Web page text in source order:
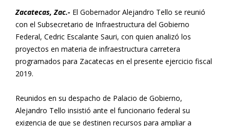
Zacatecas, Zac.- El Gobernador Alejandro Tello se reunió
con el Subsecretario de Infraestructura del Gobierno
Federal, Cedric Escalante Sauri, con quien analizó los
proyectos en materia de infraestructura carretera
programados para Zacatecas en el presente ejercicio fiscal
2019.
Reunidos en su despacho de Palacio de Gobierno,
Alejandro Tello insistió ante el funcionario federal su
exigencia de que se destinen recursos para ampliar a